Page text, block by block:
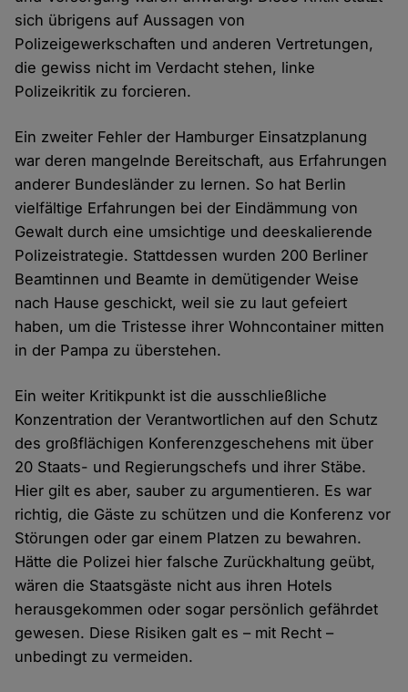
sich übrigens auf Aussagen von
Polizeigewerkschaften und anderen Vertretungen,
die gewiss nicht im Verdacht stehen, linke
Polizeikritik zu forcieren.
Ein zweiter Fehler der Hamburger Einsatzplanung
war deren mangelnde Bereitschaft, aus Erfahrungen
anderer Bundesländer zu lernen. So hat Berlin
vielfältige Erfahrungen bei der Eindämmung von
Gewalt durch eine umsichtige und deeskalierende
Polizeistrategie. Stattdessen wurden 200 Berliner
Beamtinnen und Beamte in demütigender Weise
nach Hause geschickt, weil sie zu laut gefeiert
haben, um die Tristesse ihrer Wohncontainer mitten
in der Pampa zu überstehen.
Ein weiter Kritikpunkt ist die ausschließliche
Konzentration der Verantwortlichen auf den Schutz
des großflächigen Konferenzgeschehens mit über
20 Staats- und Regierungschefs und ihrer Stäbe.
Hier gilt es aber, sauber zu argumentieren. Es war
richtig, die Gäste zu schützen und die Konferenz vor
Störungen oder gar einem Platzen zu bewahren.
Hätte die Polizei hier falsche Zurückhaltung geübt,
wären die Staatsgäste nicht aus ihren Hotels
herausgekommen oder sogar persönlich gefährdet
gewesen. Diese Risiken galt es – mit Recht –
unbedingt zu vermeiden.